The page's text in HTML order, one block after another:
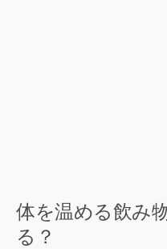
体を温める飲み
る？